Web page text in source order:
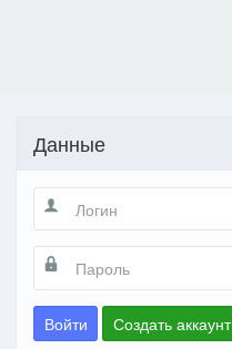
Данные
Войти Создать аккаунт